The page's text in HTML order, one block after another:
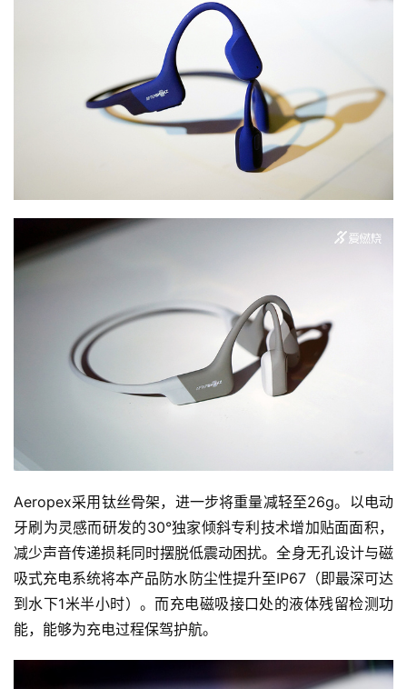
Aeropex采用钛丝骨架，进一步将重量减轻至26g。以电动
牙刷为灵感而研发的30°独家倾斜专利技术增加贴面面积，
减少声音传递损耗同时摆脱低震动困扰。全身无孔设计与磁
吸式充电系统将本产品防水防尘性提升至IP67（即最深可达
到水下1米半小时）。而充电磁吸接口处的液体残留检测功
能，能够为充电过程保驾护航。